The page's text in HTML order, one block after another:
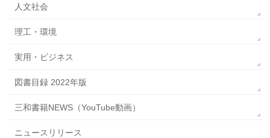
人文社会
理工・環境
実用・ビジネス
図書目録 2022年版
三和書籍NEWS（YouTube動画）
ニュースリリース